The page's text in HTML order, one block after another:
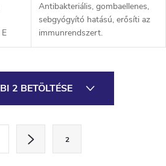
és
Antibakteriális, gombaellenes,
sebgyógyító hatású, erősíti az
immunrendszert.
2 BETÖLTÉSE
2